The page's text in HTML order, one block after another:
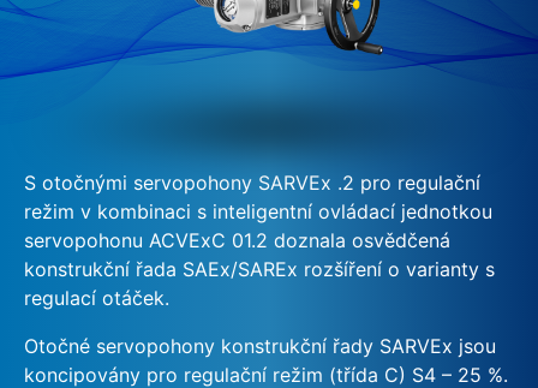
S otočnými servopohony SARVEx .2 pro regulační
režim v kombinaci s inteligentní ovládací jednotkou
servopohonu ACVExC 01.2 doznala osvědčená
konstrukční řada SAEx/SAREx rozšíření o varianty s
regulací otáček.
Otočné servopohony konstrukční řady SARVEx jsou
koncipovány pro regulační režim (třída C) S4 – 25 %.